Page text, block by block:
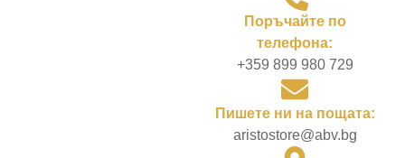
Поръчайте по
телефона:
+359 899 980 729
Пишете ни на пощата:
aristostore@abv.bg